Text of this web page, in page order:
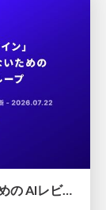
「惜しいデザイン」 を生み出さないための AIレビューループ